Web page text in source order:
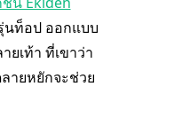
นท็อป ออกแบบ
เท้า ที่เขาว่า
ายหยักจะช่วย